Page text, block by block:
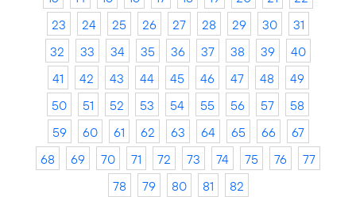
23
24 25 26 27 28 29 30
31
32
33 34 35 36 37 38 39
40
41
42 43 44 45 46 47 48
49
50
51 52 53 54 55 56 57
58
59
60 61 62 63 64 65 66
67
68
69 70 71 72 73 74 75 76
77
78
79 80 81 82